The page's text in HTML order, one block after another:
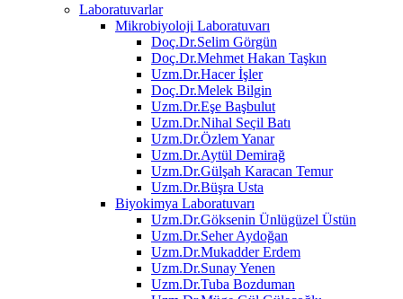
Laboratuvarlar
Mikrobiyoloji Laboratuvarı
Doç.Dr.Selim Görgün
Doç.Dr.Mehmet Hakan Taşkın
Uzm.Dr.Hacer İşler
Doç.Dr.Melek Bilgin
Uzm.Dr.Eşe Başbulut
Uzm.Dr.Nihal Seçil Batı
Uzm.Dr.Özlem Yanar
Uzm.Dr.Aytül Demirağ
Uzm.Dr.Gülşah Karacan Temur
Uzm.Dr.Büşra Usta
Biyokimya Laboratuvarı
Uzm.Dr.Göksenin Ünlügüzel Üstün
Uzm.Dr.Seher Aydoğan
Uzm.Dr.Mukadder Erdem
Uzm.Dr.Sunay Yenen
Uzm.Dr.Tuba Bozduman